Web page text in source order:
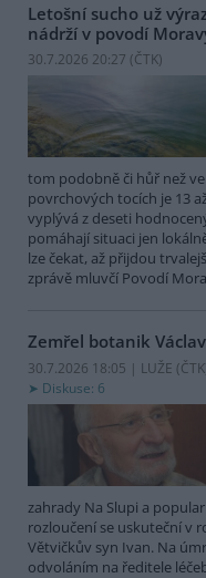
Letošní sucho už
nádrží v povodí
30.7.2026 20:27 (ČTK)
tom podobně či hůř než
povrchových tocích je 13
vyplývá z deseti
pomáhají situaci jen
lze čekat, až přijdou
zprávě mluvčí Povodí
Zemřel botanik
30.7.2026 18:05 | LUŽE (ČTK
Diskuse: 6
zahrady Na Slupi a
rozloučení se uskuteční v
Větvičkův syn Ivan. Na
odvoláním na ředitele